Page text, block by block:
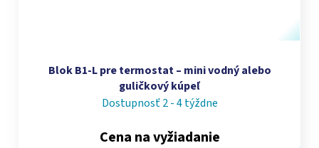
Blok B1-L pre termostat – mini vodný alebo
guličkový kúpeľ
Dostupnosť 2 - 4 týždne
Cena na vyžiadanie